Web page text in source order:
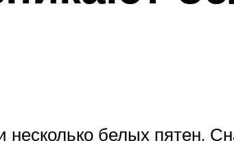
несколько белых пятен.